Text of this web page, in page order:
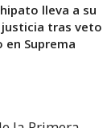
lleva a su
justicia tras veto
en Suprema